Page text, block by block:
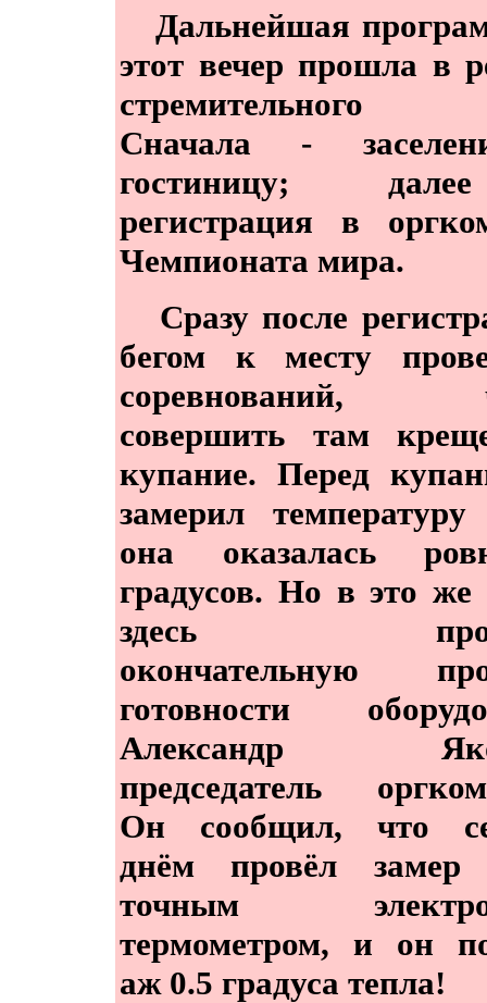
Дальнейшая
этот вечер прошла в
стремительного
Сначала -
гостиницу;
регистрация в
Чемпионата мира.
Сразу после
бегом к месту
соревнований,
совершить там
купание. Перед
замерил
она оказалась
градусов. Но в это же
здесь
окончательную
готовности
Александр
председатель
Он сообщил, что
днём провёл замер
точным
термометром, и он
аж 0.5 градуса тепла!